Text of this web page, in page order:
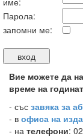
Парола:
запомни ме:
Вие можете да
време на
- със завяка за
- в офиса на
- на телефони: